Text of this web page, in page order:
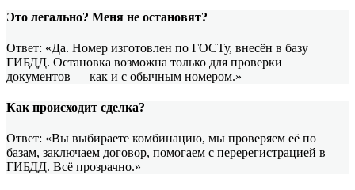
Это легально? Меня не остановят?
Ответ: «Да. Номер изготовлен по ГОСТу, внесён в базу
ГИБДД. Остановка возможна только для проверки
документов — как и с обычным номером.»
Как происходит сделка?
Ответ: «Вы выбираете комбинацию, мы проверяем её по
базам, заключаем договор, помогаем с перерегистрацией в
ГИБДД. Всё прозрачно.»